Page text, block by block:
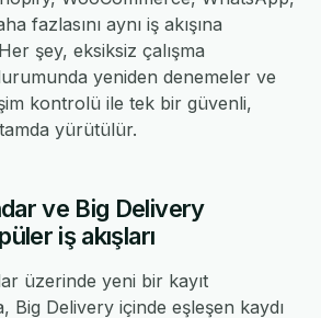
fazlasını aynı iş akışına
şey, eksiksiz çalışma
yeniden denemeler ve
kontrolü ile tek bir güvenli,
yürütülür.
ve Big Delivery
iş akışları
üzerinde yeni bir kayıt
Big Delivery içinde eşleşen kaydı